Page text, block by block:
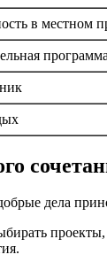
в местном
дела